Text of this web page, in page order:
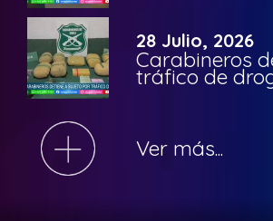
28 Julio, 2026
Carabineros
tráfico de
Ver más...